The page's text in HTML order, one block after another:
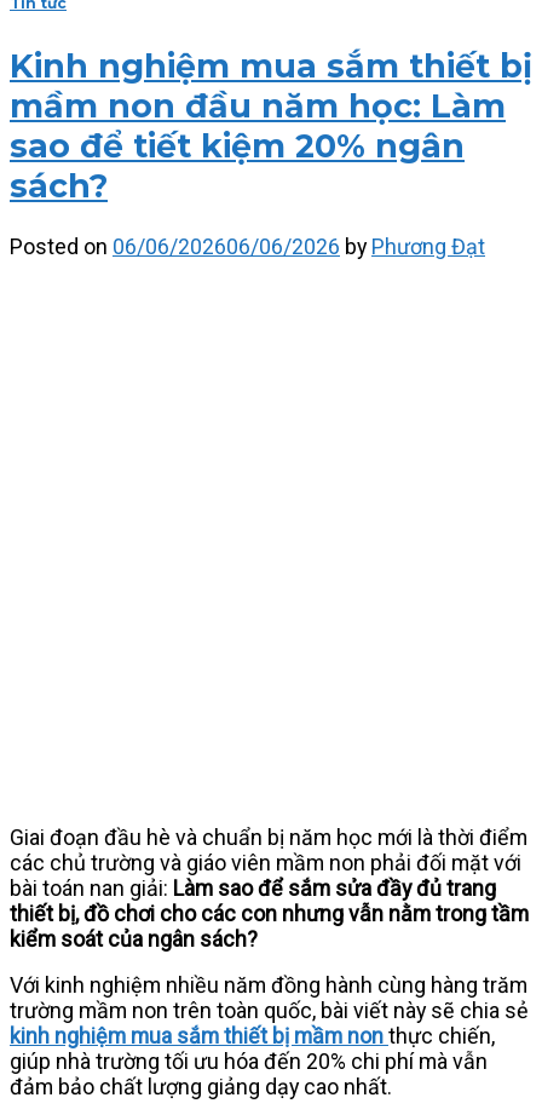
Kinh nghiệm mua sắm thiết bị
mầm non đầu năm học: Làm
sao để tiết kiệm 20% ngân
sách?
Posted on 06/06/202606/06/2026 by Phương Đạt
Giai đoạn đầu hè và chuẩn bị năm học mới là thời điểm
các chủ trường và giáo viên mầm non phải đối mặt với
bài toán nan giải: Làm sao để sắm sửa đầy đủ trang
thiết bị, đồ chơi cho các con nhưng vẫn nằm trong tầm
kiểm soát của ngân sách?
Với kinh nghiệm nhiều năm đồng hành cùng hàng trăm
trường mầm non trên toàn quốc, bài viết này sẽ chia sẻ
kinh nghiệm mua sắm thiết bị mầm nonthực chiến,
giúp nhà trường tối ưu hóa đến 20% chi phí mà vẫn
đảm bảo chất lượng giảng dạy cao nhất.